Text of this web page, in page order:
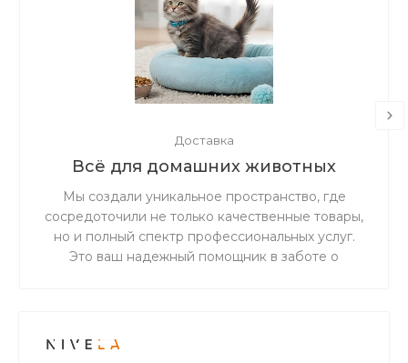
Доставка
Всё для домашних животных
Мы создали уникальное пространство, где
сосредоточили не только качественные товары,
но и полный спектр профессиональных услуг.
Это ваш надежный помощник в заботе о